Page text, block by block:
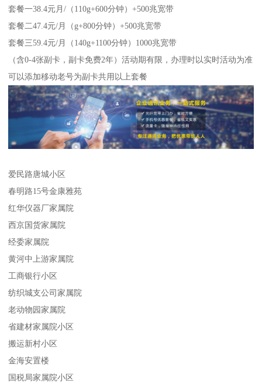
套餐一38.4元月/（110g+600分钟）+500兆宽带
套餐二47.4元/月（g+800分钟）+500兆宽带
套餐三59.4元/月（140g+1100分钟）1000兆宽带
（含0-4张副卡，副卡免费2年）活动期有限，办理时以实时活动为准
可以添加移动老号为副卡共用以上套餐
爱民路唐城小区
春明路15号金康雅苑
红华仪器厂家属院
西京国货家属院
经委家属院
黄河中上游家属院
工商银行小区
纺织城支公司家属院
老动物园家属院
省建材家属院小区
搬运新村小区
金海安置楼
国税局家属院小区